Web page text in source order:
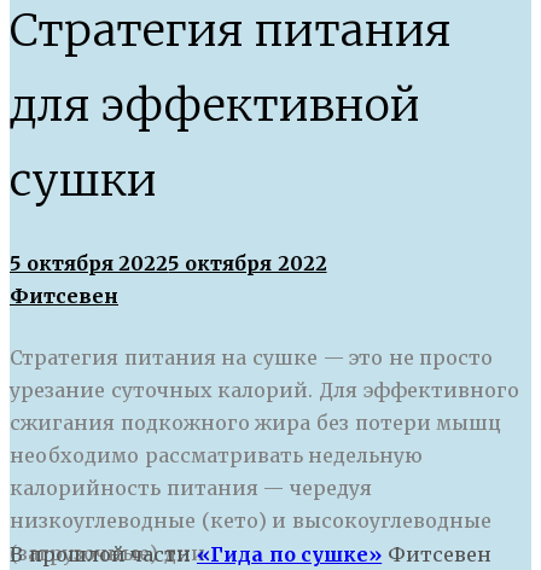
Стратегия питания
для эффективной
сушки
5 октября 20225 октября 2022
Фитсевен
Стратегия питания на сушке — это не просто
урезание суточных калорий. Для эффективного
сжигания подкожного жира без потери мышц
необходимо рассматривать недельную
калорийность питания — чередуя
низкоуглеводные (кето) и высокоуглеводные
(загрузочные) дни.
В прошлой части«Гида по сушке» Фитсевен